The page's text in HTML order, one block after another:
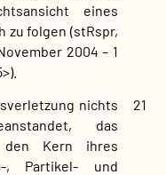
eines
zu folgen (stRspr,
2004 – 1
21
nichts
das
den Kern ihres
, Partikel- und